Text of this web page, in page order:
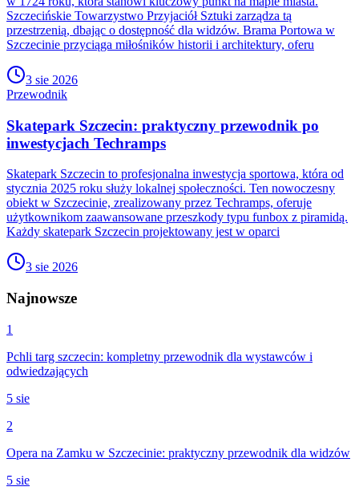
Szczecińskie Towarzystwo Przyjaciół Sztuki zarządza tą
przestrzenią, dbając o dostępność dla widzów. Brama Portowa w
Szczecinie przyciąga miłośników historii i architektury, oferu
3 sie 2026
Przewodnik
Skatepark Szczecin: praktyczny przewodnik po
inwestycjach Techramps
Skatepark Szczecin to profesjonalna inwestycja sportowa, która od
stycznia 2025 roku służy lokalnej społeczności. Ten nowoczesny
obiekt w Szczecinie, zrealizowany przez Techramps, oferuje
użytkownikom zaawansowane przeszkody typu funbox z piramidą.
Każdy skatepark Szczecin projektowany jest w oparci
3 sie 2026
Najnowsze
1
Pchli targ szczecin: kompletny przewodnik dla wystawców i
odwiedzających
5 sie
2
Opera na Zamku w Szczecinie: praktyczny przewodnik dla widzów
5 sie